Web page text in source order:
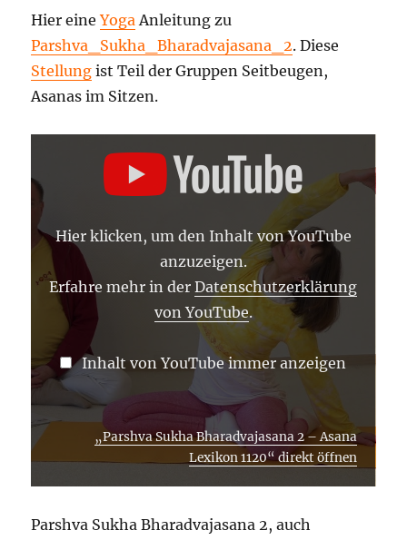
Hier eineYogaAnleitung zu
Parshva_Sukha_Bharadvajasana_2. Diese
Stellung ist Teil der Gruppen Seitbeugen,
Asanas im Sitzen.
BHARADVAJASANA
2
ASANA
LEXIKON
1120“
VON
YOUTUBE
ANZEIGEN
Hier klicken, um den Inhalt von YouTube
anzuzeigen.
Erfahre mehr in derDatenschutzerklärung
von YouTube.
Inhalt von YouTube immer anzeigen
„Parshva Sukha Bharadvajasana 2 – Asana
Lexikon 1120“ direkt öffnen
Parshva Sukha Bharadvajasana 2, auch